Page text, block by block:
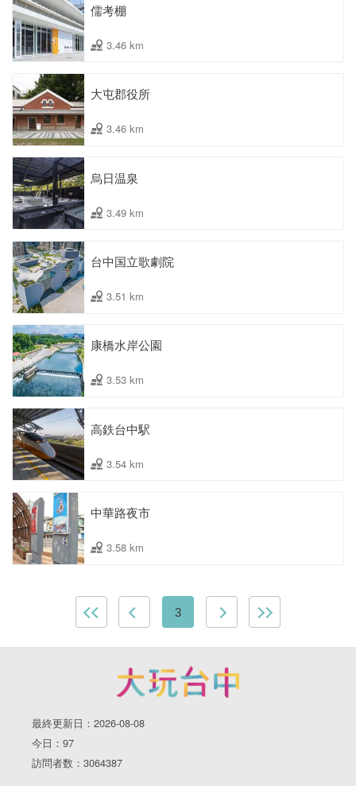
儒考棚
3.46 km
大屯郡役所
3.46 km
烏日温泉
3.49 km
台中国立歌劇院
3.51 km
康橋水岸公園
3.53 km
高鉄台中駅
3.54 km
中華路夜市
3.58 km
3
最終更新日：2026-08-08
今日：97
訪問者数：3064387